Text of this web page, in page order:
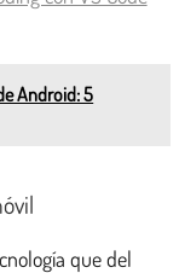
Android: 5
que del